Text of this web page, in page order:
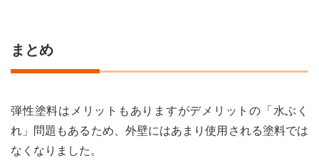
まとめ
弾性塗料はメリットもありますがデメリットの「水ぶく
れ」問題もあるため、外壁にはあまり使用される塗料では
なくなりました。